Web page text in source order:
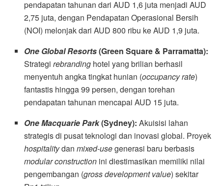
pendapatan tahunan dari AUD 1,6 juta menjadi AUD
2,75 juta, dengan Pendapatan Operasional Bersih
(NOI) melonjak dari AUD 800 ribu ke AUD 1,9 juta.
One Global Resorts(Green Square & Parramatta):
Strategirebranding hotel yang brilian berhasil
menyentuh angka tingkat hunian (occupancy rate)
fantastis hingga 99 persen, dengan torehan
pendapatan tahunan mencapai AUD 15 juta.
One Macquarie Park(Sydney): Akuisisi lahan
strategis di pusat teknologi dan inovasi global. Proyek
hospitalitydanmixed-usegenerasi baru berbasis
modular construction ini diestimasikan memiliki nilai
pengembangan (gross development value) sekitar